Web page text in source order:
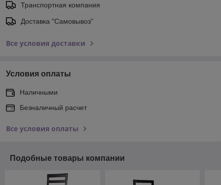
Транспортная компания
Доставка "Самовывоз"
Все условия доставки
Условия оплаты
Наличными
Безналичный расчет
Все условия оплаты
Подобные товары компании